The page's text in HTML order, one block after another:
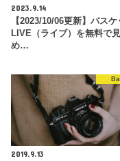
2023.9.14
【2023/10/06更新】バスケ
LIVE（ライブ）を無料で
め…
2019.9.13